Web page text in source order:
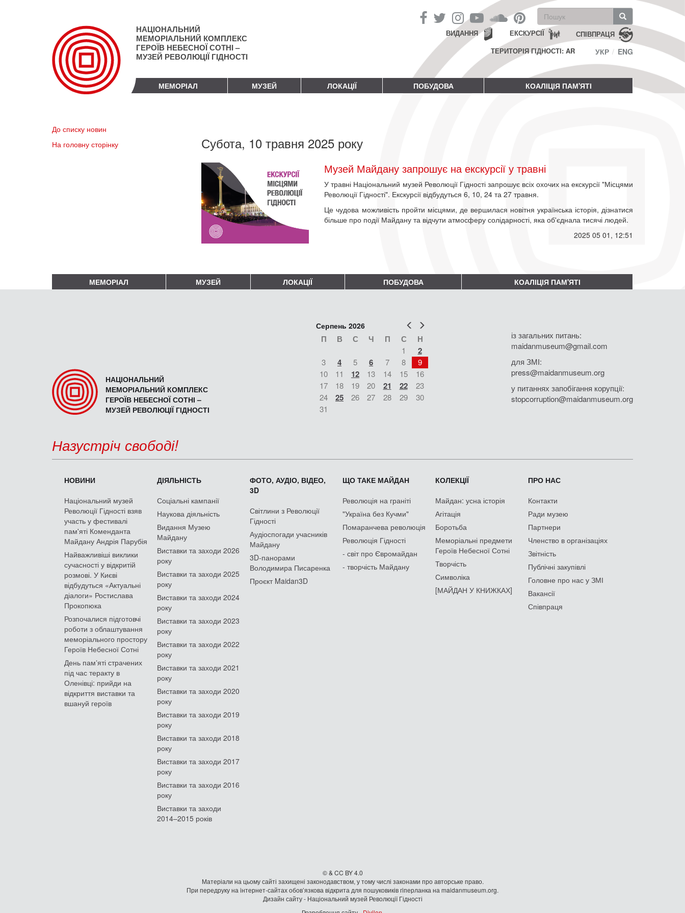
НАЦІОНАЛЬНИЙ
МЕМОРІАЛЬНИЙ КОМПЛЕКС
ГЕРОЇВ НЕБЕСНОЇ СОТНІ –
МУЗЕЙ РЕВОЛЮЦІЇ ГІДНОСТІ
Пошукова
форма
Пошук СПІВПРАЦЯ
ЕКСКУРСІЇ
ВИДАННЯ
ТЕРИТОРІЯ ГІДНОСТІ: AR
УКР ENG
МЕМОРІАЛ МУЗЕЙ ЛОКАЦІЇ ПОБУДОВА КОАЛІЦІЯ ПАМ'ЯТІ
До списку новин
На головну сторінку
Субота, 10 травня 2025 року
Музей Майдану запрошує на екскурсії у травні
У травні Національний музей Революції Гідності запрошує всіх охочих на екскурсії "Місцями
Революції Гідності". Екскурсії відбудуться 6, 10, 24 та 27 травня.
Це чудова можливість пройти місцями, де вершилася новітня українська історія, дізнатися
більше про події Майдану та відчути атмосферу солідарності, яка об'єднала тисячі людей.
2025 05 01, 12:51
МЕМОРІАЛ МУЗЕЙ ЛОКАЦІЇ ПОБУДОВА КОАЛІЦІЯ ПАМ'ЯТІ
НАЦІОНАЛЬНИЙ
МЕМОРІАЛЬНИЙ КОМПЛЕКС
ГЕРОЇВ НЕБЕСНОЇ СОТНІ –
МУЗЕЙ РЕВОЛЮЦІЇ ГІДНОСТІ
Попер
Серпень 2026
П В С Ч П С Н
1 2
3 4 5 6 7 8
9
10
11 12 13 14 15
16
17
18 19 20 21 22
23
24
25 26 27 28 29
30
31
із загальних питань:
maidanmuseum@gmail.com
для ЗМІ:
press@maidanmuseum.org
у питаннях запобігання корупції:
stopcorruption@maidanmuseum.org
Назустріч свободі!
НОВИНИ
Національний музей
Революції Гідності взяв
участь у фестивалі
пам'яті Коменданта
Майдану Андрія Парубія
Найважливіші виклики
сучасності у відкритій
розмові. У Києві
відбудуться «Актуальні
діалоги» Ростислава
Прокопюка
Розпочалися підготовчі
роботи з облаштування
меморіального простору
Героїв Небесної Сотні
День памʼяті страчених
під час теракту в
Оленівці: прийди на
відкриття виставки та
вшануй героїв
ДІЯЛЬНІСТЬ
Соціальні кампанії
Наукова діяльність
Видання Музею
Майдану
Виставки та заходи 2026
року
Виставки та заходи 2025
року
Виставки та заходи 2024
року
Виставки та заходи 2023
року
Виставки та заходи 2022
року
Виставки та заходи 2021
року
Виставки та заходи 2020
року
Виставки та заходи 2019
року
Виставки та заходи 2018
року
Виставки та заходи 2017
року
Виставки та заходи 2016
року
Виставки та заходи
2014–2015 років
ФОТО, АУДІО, ВІДЕО,
3D
Світлини з Революції
Гідності
Аудіоспогади учасників
Майдану
3D-панорами
Володимира Писаренка
Проєкт Maidan3D
ЩО ТАКЕ МАЙДАН
Революція на граніті
"Україна без Кучми"
Помаранчева революція
Революція Гідності
- світ про Євромайдан
- творчість Майдану
КОЛЕКЦІЇ
Майдан: усна історія
Агітація
Боротьба
Меморіальні предмети
Героїв Небесної Сотні
Творчість
Символіка
[МАЙДАН У КНИЖКАХ]
ПРО НАС
Контакти
Ради музею
Партнери
Членство в організаціях
Звітність
Публічні закупівлі
Головне про нас у ЗМІ
Вакансії
Співпраця
© & CC BY 4.0
Матеріали на цьому сайті захищені законодавством, у тому числі законами про авторське право.
При передруку на iнтернет-сайтах обов’язкова відкрита для пошуковиків гiперланка на maidanmuseum.org.
Дизайн сайту - Національний музей Революції Гідності